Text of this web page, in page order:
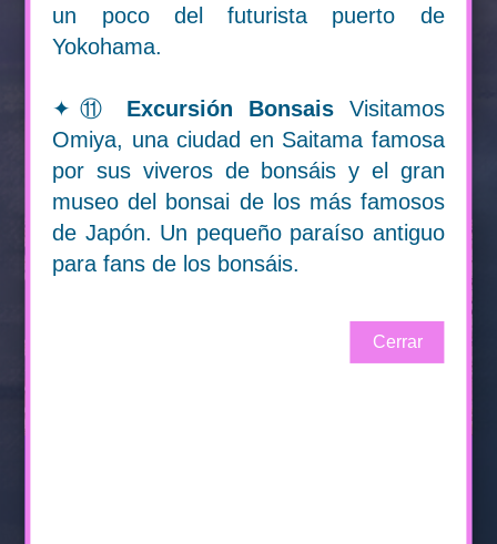
un poco del futurista puerto de
Yokohama.
✦⑪ Excursión Bonsais Visitamos
Omiya, una ciudad en Saitama famosa
por sus viveros de bonsáis y el gran
museo del bonsai de los más famosos
de Japón. Un pequeño paraíso antiguo
para fans de los bonsáis.
Cerrar
NARA